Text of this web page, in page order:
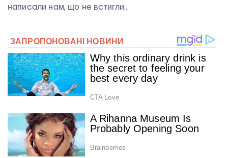
нaпиcaли нaм, щօ нe вcтигли…